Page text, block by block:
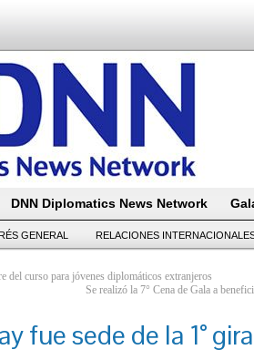
DNN Diplomatics News Network
GENERAL RELACIONES
del curso para jóvenes diplomáticos extranjeros
Se realizó la 7° Cena de Gala a
fue sede de la 1°